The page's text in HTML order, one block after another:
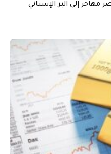
مهاجر إلى البر الإسباني